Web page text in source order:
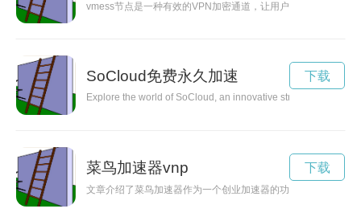
vmess节点是一种有效的VPN加密通道，让用户能够更加安全
SoCloud免费永久加速
Explore the world of SoCloud, an innovative streaming
下载
菜鸟加速器vnp
文章介绍了菜鸟加速器作为一个创业加速器的功能和优势，为
下载